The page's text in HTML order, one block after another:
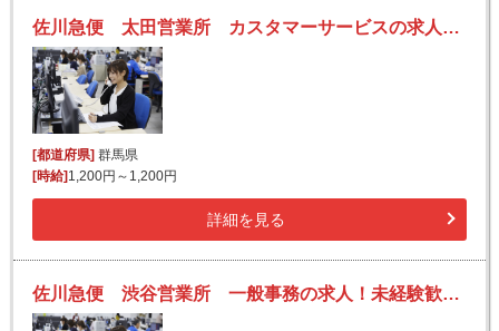
佐川急便 太田営業所 カスタマーサービスの求人！未経験歓迎！先輩たちがサポートします♪
[都道府県]群馬県
[時給]1,200円～1,200円
詳細を見る
佐川急便 渋谷営業所 一般事務の求人！未経験歓迎！先輩たちがサポートします♪